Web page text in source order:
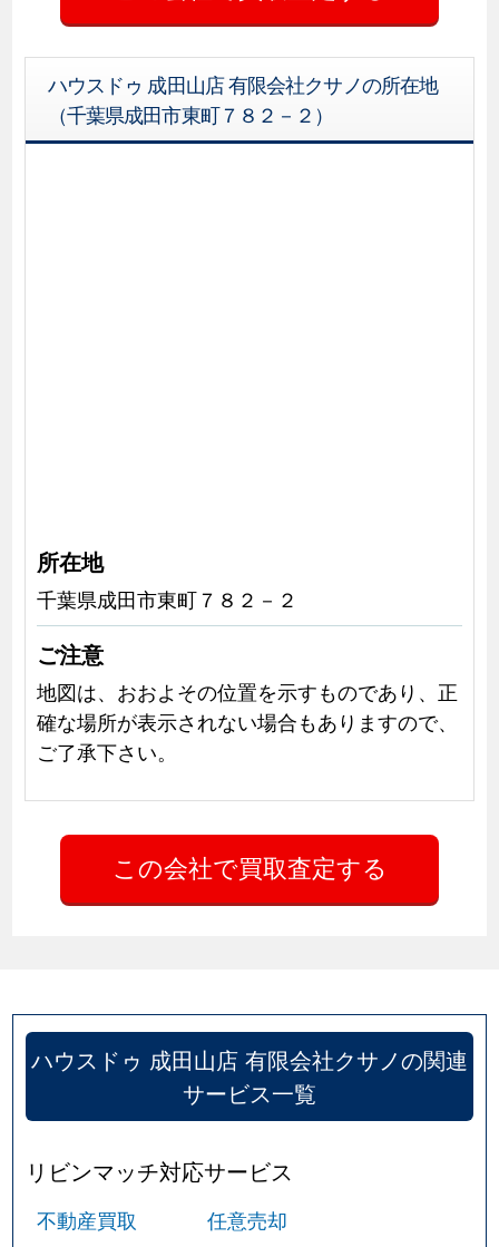
ハウスドゥ 成田山店 有限会社クサノの所在地
（千葉県成田市東町７８２－２）
所在地
千葉県成田市東町７８２－２
ご注意
地図は、おおよその位置を示すものであり、正
確な場所が表示されない場合もありますので、
ご了承下さい。
ハウスドゥ 成田山店 有限会社クサノの関連
サービス一覧
リビンマッチ対応サービス
不動産買取 任意売却